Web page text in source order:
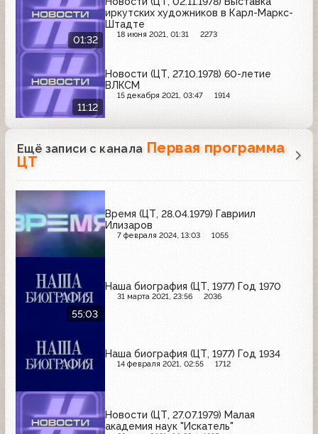
01:32
иркутских художников в Карл-Маркс-
Штадте
18 июня 2021, 01:31 2273
11:12
Новости (ЦТ, 27.10.1978) 60-летие
ВЛКСМ
15 декабря 2021, 03:47 1914
Ещё записи с канала Первая программа
ЦТ
Время (ЦТ, 28.04.1979) Гавриил
Илизаров
7 февраля 2024, 13:03 1055
55:03
Наша биография (ЦТ, 1977) Год 1970
31 марта 2021, 23:56 2036
Наша биография (ЦТ, 1977) Год 1934
14 февраля 2021, 02:55 1712
Новости (ЦТ, 27.07.1979) Малая
академия наук "Искатель"